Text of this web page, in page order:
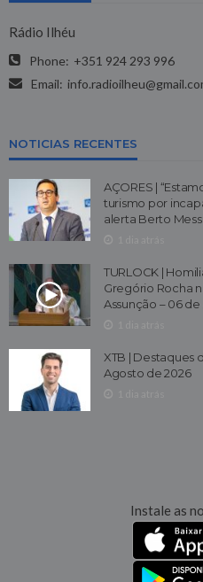
Rádio Ilhéu
Phone: +351 924 293 996
Email:
NOTICIAS RECENTES
AÇORES |
turismo por
alerta Berto
TURLOCK |
Gregório Rocha
Assunção – 06
XTB | Destaques
Agosto de 2026
Instale as